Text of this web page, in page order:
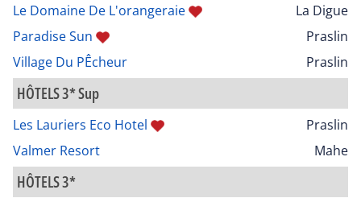
Le Domaine De L'orangeraie
La Digue
Paradise Sun
Praslin
Village Du PÊcheur
Praslin
HÔTELS 3* Sup
Les Lauriers Eco Hotel
Praslin
Valmer Resort
Mahe
HÔTELS 3*